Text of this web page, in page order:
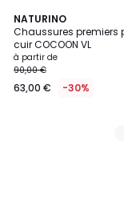
NATURINO
Chaussures premiers
cuir COCOON VL
à partir de
90,00 €
63,00 € -30%
2
Couleurs